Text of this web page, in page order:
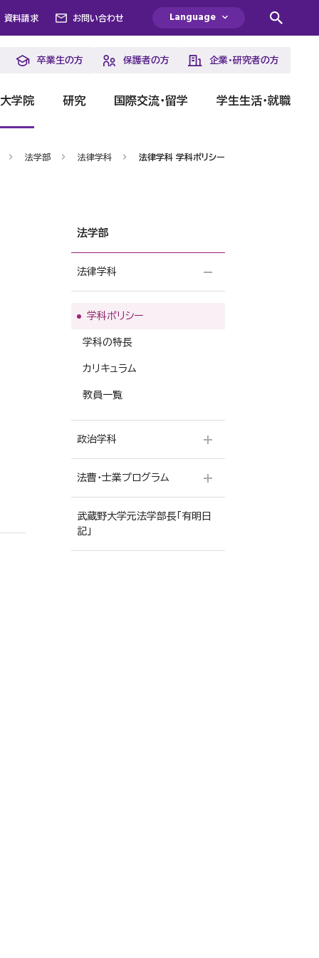
資料請求 お問い合わせ Language
卒業生の方 保護者の方 企業・研究者の方
大学院 研究 国際交流・留学 学生生活・就職
法学部 法律学科 法律学科 学科ポリシー
法学部
法律学科
学科ポリシー
学科の特長
カリキュラム
教員一覧
政治学科
学科ポリシー
学科の特長
カリキュラム
法曹・士業プログラム
プログラム概要
進学・合格実績
武蔵野大学元法学部長「有明日
記」